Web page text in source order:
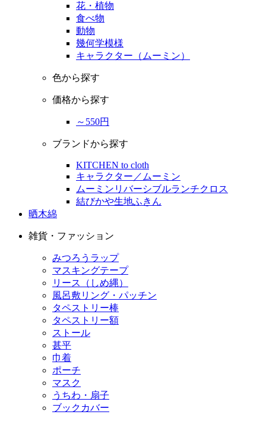
花・植物
食べ物
動物
幾何学模様
キャラクター（ムーミン）
色から探す
価格から探す
～550円
ブランドから探す
KITCHEN to cloth
キャラクター／ムーミン
ムーミンリバーシブルランチクロス
結びかや生地ふきん
晒木綿
雑貨・ファッション
みつろうラップ
マスキングテープ
リース（しめ縄）
風呂敷リング・パッチン
タペストリー棒
タペストリー額
ストール
甚平
巾着
ポーチ
マスク
うちわ・扇子
ブックカバー